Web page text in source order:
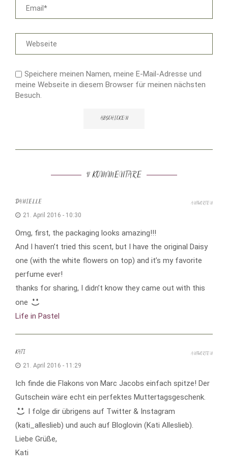
Speichere meinen Namen, meine E-Mail-Adresse und
meine Webseite in diesem Browser für meinen nächsten
Besuch.
97 KOMMENTARE
DANIELLE
21. April 2016 - 10:30
Omg, first, the packaging looks amazing!!!
And I haven’t tried this scent, but I have the original Daisy
one (with the white flowers on top) and it’s my favorite
perfume ever!
thanks for sharing, I didn’t know they came out with this
one
Life in Pastel
ANTWORTEN
KATI
21. April 2016 - 11:29
Ich finde die Flakons von Marc Jacobs einfach spitze! Der
Gutschein wäre echt ein perfektes Muttertagsgeschenk.
I folge dir übrigens auf Twitter & Instagram
(kati_alleslieb) und auch auf Bloglovin (Kati Alleslieb).
Liebe Grüße,
Kati
ANTWORTEN